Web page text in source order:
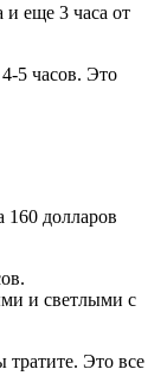
еще 3 часа от
5 часов. Это
160 долларов
и светлыми с
тратите. Это все